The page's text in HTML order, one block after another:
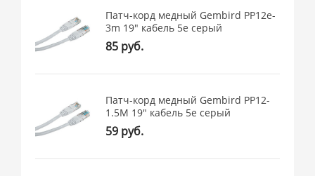
Патч-корд медный Gembird PP12e-
3m 19" кабель 5e серый
85 руб.
Патч-корд медный Gembird PP12-
1.5M 19" кабель 5e серый
59 руб.